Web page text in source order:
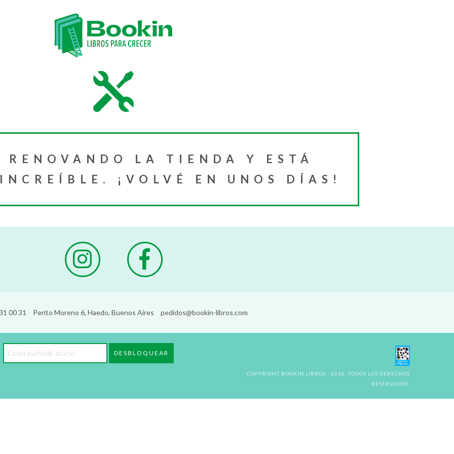
RENOVANDO LA TIENDA Y ESTÁ
¡VOLVÉ EN UNOS DÍAS!
00 31 Perito Moreno 6, Haedo, Buenos Aires pedidos@bookin-libros.com
COPYRIGHT BOOKIN LIBROS - 2026. TODOS LOS DERECHOS
RESERVADOS.